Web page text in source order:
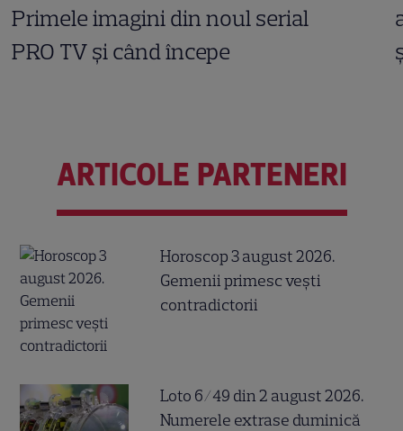
Primele imagini din noul serial
PRO TV și când începe
ARTICOLE PARTENERI
Horoscop 3 august 2026.
Gemenii primesc vești
contradictorii
Loto 6/49 din 2 august 2026.
Numerele extrase duminică